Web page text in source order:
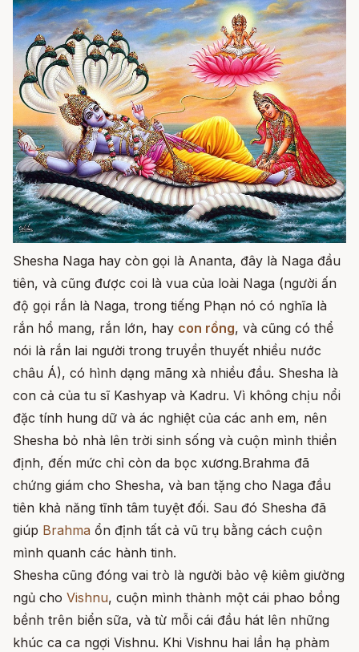
Shesha Naga hay còn gọi là Ananta, đây là Naga đầu
tiên, và cũng được coi là vua của loài Naga (người ấn
độ gọi rắn là Naga, trong tiếng Phạn nó có nghĩa là
rắn hổ mang, rắn lớn, hay con rồng, và cũng có thể
nói là rắn lai người trong truyền thuyết nhiều nước
châu Á), có hình dạng mãng xà nhiều đầu. Shesha là
con cả của tu sĩ Kashyap và Kadru. Vì không chịu nổi
đặc tính hung dữ và ác nghiệt của các anh em, nên
Shesha bỏ nhà lên trời sinh sống và cuộn mình thiền
định, đến mức chỉ còn da bọc xương.Brahma đã
chứng giám cho Shesha, và ban tặng cho Naga đầu
tiên khả năng tĩnh tâm tuyệt đối. Sau đó Shesha đã
giúp Brahma ổn định tất cả vũ trụ bằng cách cuộn
mình quanh các hành tinh.
Shesha cũng đóng vai trò là người bảo vệ kiêm giường
ngủ cho Vishnu, cuộn mình thành một cái phao bồng
bềnh trên biển sữa, và từ mỗi cái đầu hát lên những
khúc ca ca ngợi Vishnu. Khi Vishnu hai lần hạ phàm